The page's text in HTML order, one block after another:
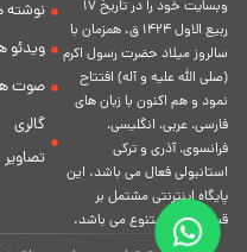
وبسایت خود را در تاريخ 17
ربيع الاول 1424 ق. همزمان با
سالروز ميلاد حضرت رسول اكرم
(صلی الله علیه و آله) افتتاح
نمود و هم اكنون با زبان های
فارسی، عربى، انگلیسی،
فرانسوی، آذری و ترکی
استانبولی فعال مى باشد. اين
پايگاه اينترنتى مشتمل بر
قسمت هاى متنوع مى باشد.
نوشته
ویدئو
صوت
گالری
تصاویر